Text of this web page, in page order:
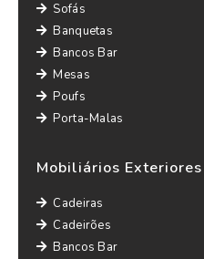
Sofás
Banquetas
Bancos Bar
Mesas
Poufs
Porta-Malas
Mobiliários Exteriores
Cadeiras
Cadeirões
Bancos Bar